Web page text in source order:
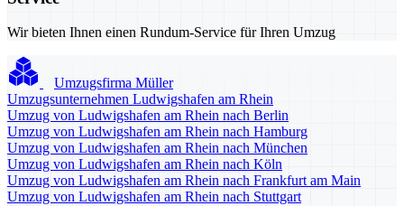
Wir bieten Ihnen einen Rundum-Service für Ihren Umzug
Umzugsfirma Müller
Umzugsunternehmen Ludwigshafen am Rhein
Umzug von Ludwigshafen am Rhein nach Berlin
Umzug von Ludwigshafen am Rhein nach Hamburg
Umzug von Ludwigshafen am Rhein nach München
Umzug von Ludwigshafen am Rhein nach Köln
Umzug von Ludwigshafen am Rhein nach Frankfurt am Main
Umzug von Ludwigshafen am Rhein nach Stuttgart